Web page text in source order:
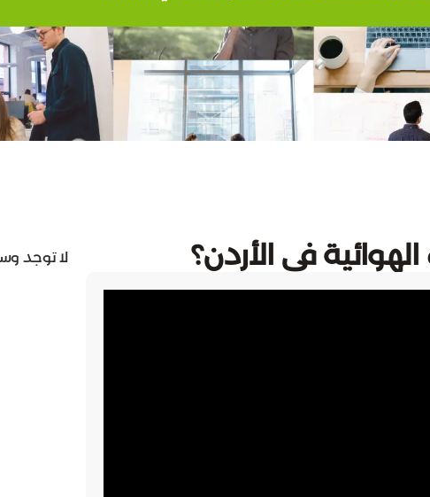
في الأردن؟ لا توجد